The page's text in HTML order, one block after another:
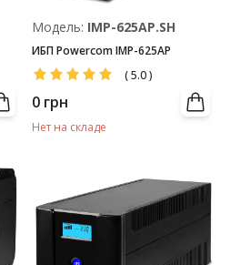
Модель: IMP-625AP.SH
ИБП Powercom IMP-625AP
(5.0)
0 грн
Нет на складе